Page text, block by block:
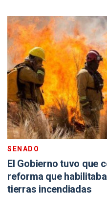
SENADO
El Gobierno tuvo que
reforma que
tierras incendiadas